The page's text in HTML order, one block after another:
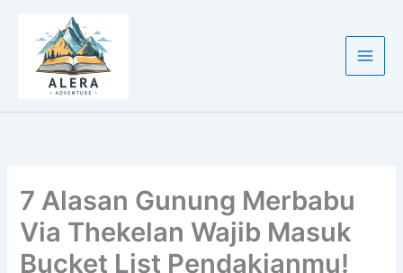
konten
7 Alasan Gunung Merbabu
Via Thekelan Wajib Masuk
Bucket List Pendakianmu!